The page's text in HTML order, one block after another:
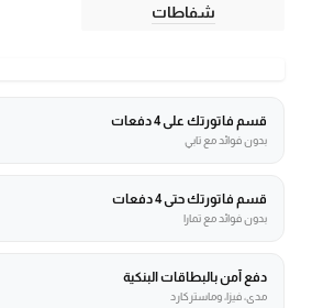
شفاطات
قسم فاتورتك على 4 دفعات
بدون فوائد مع تابي
قسم فاتورتك حتى 4 دفعات
بدون فوائد مع تمارا
دفع آمن بالبطاقات البنكية
مدى، فيزا، وماستركارد